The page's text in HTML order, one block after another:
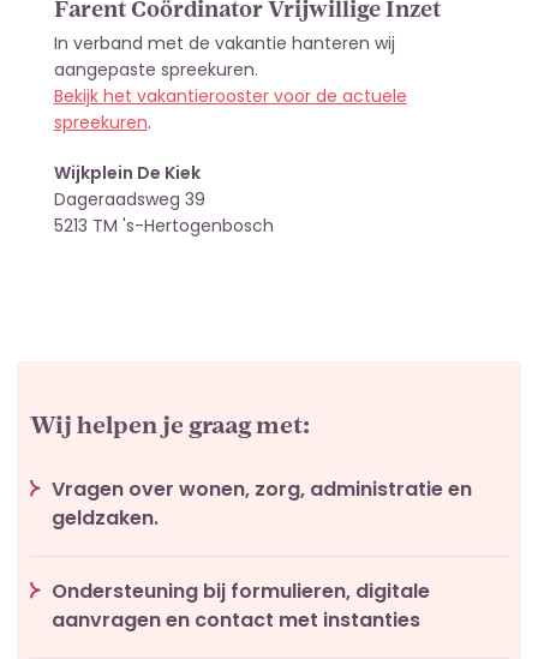
Farent Coördinator Vrijwillige Inzet
In verband met de vakantie hanteren wij
aangepaste spreekuren.
Bekijk het vakantierooster voor de actuele
spreekuren.
Wijkplein De Kiek
Dageraadsweg 39
5213 TM 's-Hertogenbosch
Wij helpen je graag met:
Vragen over wonen, zorg, administratie en
geldzaken.
Ondersteuning bij formulieren, digitale
aanvragen en contact met instanties